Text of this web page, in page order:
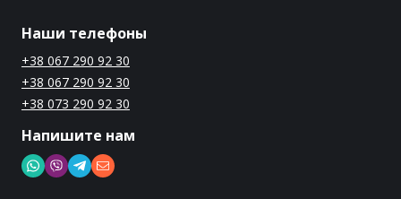
Наши телефоны
+38 067 290 92 30
+38 067 290 92 30
+38 073 290 92 30
Напишите нам